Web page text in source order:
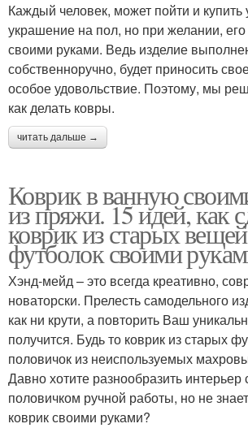
Каждый человек, может пойти и купить
украшение на пол, но при желании,
своими руками. Ведь изделие
собственноручно, будет приносить
особое удовольствие. Поэтому, мы
как делать ковры.
читать дальше →
Коврик в ванную
из пряжи. 15 идей, как
коврик из старых
футболок своими
Хэнд-мейд – это всегда креативно,
новаторски. Прелесть самодельного
как ни крути, а повторить Ваш
получится. Будь то коврик из старых
половичок из неиспользуемых
Давно хотите разнообразить интерьер
половичком ручной работы, но не
коврик своими руками?